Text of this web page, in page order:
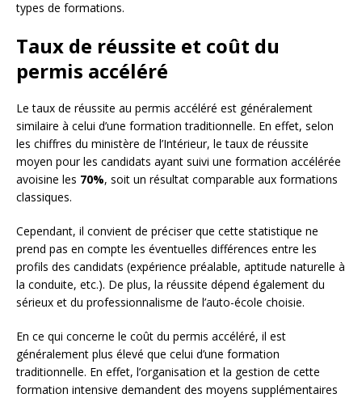
types de formations.
Taux de réussite et coût du
permis accéléré
Le taux de réussite au permis accéléré est généralement
similaire à celui d’une formation traditionnelle. En effet, selon
les chiffres du ministère de l’Intérieur, le taux de réussite
moyen pour les candidats ayant suivi une formation accélérée
avoisine les 70%, soit un résultat comparable aux formations
classiques.
Cependant, il convient de préciser que cette statistique ne
prend pas en compte les éventuelles différences entre les
profils des candidats (expérience préalable, aptitude naturelle à
la conduite, etc.). De plus, la réussite dépend également du
sérieux et du professionnalisme de l’auto-école choisie.
En ce qui concerne le coût du permis accéléré, il est
généralement plus élevé que celui d’une formation
traditionnelle. En effet, l’organisation et la gestion de cette
formation intensive demandent des moyens supplémentaires